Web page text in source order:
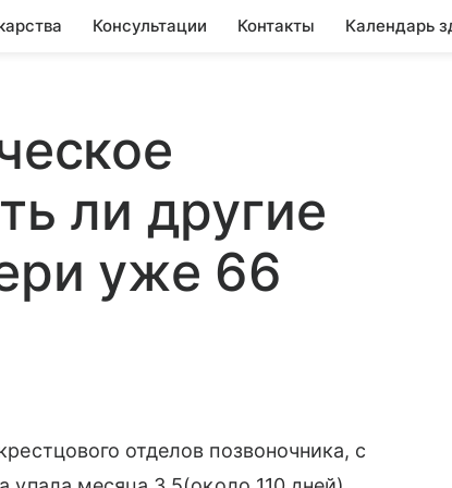
Консультации Контакты Календарь
ли другие
уже 66
отделов позвоночника, с